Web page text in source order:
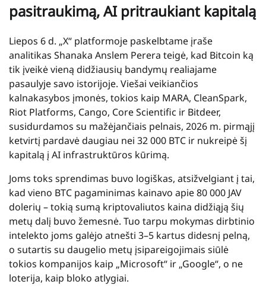
pasitraukimą, AI pritraukiant kapitalą
Liepos 6 d. „X“ platformoje paskelbtame įraše
analitikas Shanaka Anslem Perera teigė, kad Bitcoin ką
tik įveikė vieną didžiausių bandymų realiajame
pasaulyje savo istorijoje. Viešai veikiančios
kalnakasybos įmonės, tokios kaip MARA, CleanSpark,
Riot Platforms, Cango, Core Scientific ir Bitdeer,
susidurdamos su mažėjančiais pelnais, 2026 m. pirmąjį
ketvirtį pardavė daugiau nei 32 000 BTC ir nukreipė šį
kapitalą į AI infrastruktūros kūrimą.
Joms toks sprendimas buvo logiškas, atsižvelgiant į tai,
kad vieno BTC pagaminimas kainavo apie 80 000 JAV
dolerių – tokią sumą kriptovaliutos kaina didžiąją šių
metų dalį buvo žemesnė. Tuo tarpu mokymas dirbtinio
intelekto joms galėjo atnešti 3–5 kartus didesnį pelną,
o sutartis su daugelio metų įsipareigojimais siūlė
tokios kompanijos kaip „Microsoft“ ir „Google“, o ne
loterija, kaip bloko atlygiai.